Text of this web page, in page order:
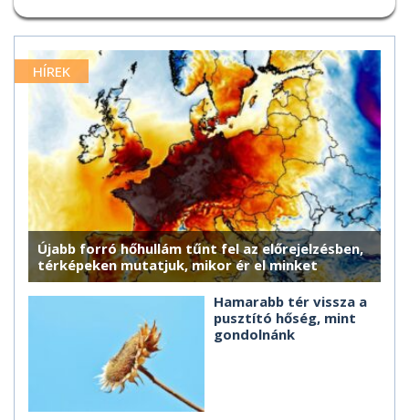
HÍREK
Újabb forró hőhullám tűnt fel az előrejelzésben,
térképeken mutatjuk, mikor ér el minket
Hamarabb tér vissza a
pusztító hőség, mint
gondolnánk